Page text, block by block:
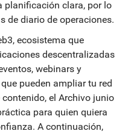
planificación clara, por lo
de diario de operaciones.
, ecosistema que
descentralizadas
webinars y
pueden ampliar tu red
el Archivo junio
para quien quiera
A continuación,